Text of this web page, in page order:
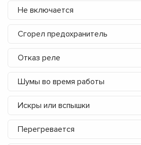
Не включается
Сгорел предохранитель
Отказ реле
Шумы во время работы
Искры или вспышки
Перегревается